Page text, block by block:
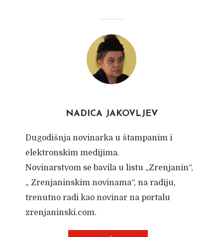
NADICA JAKOVLJEV
Dugodišnja novinarka u štampanim i
elektronskim medijima.
Novinarstvom se bavila u listu „Zrenjanin“,
„ Zrenjaninskim novinama“, na radiju,
trenutno radi kao novinar na portalu
zrenjaninski.com.